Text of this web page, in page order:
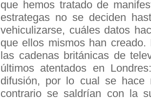
que hemos tratado de
estrategas no se deciden
vehiculizarse, cuáles datos
que ellos mismos han
las cadenas británicas de
últimos atentados en
difusión, por lo cual se hace
contrario se saldrían con la